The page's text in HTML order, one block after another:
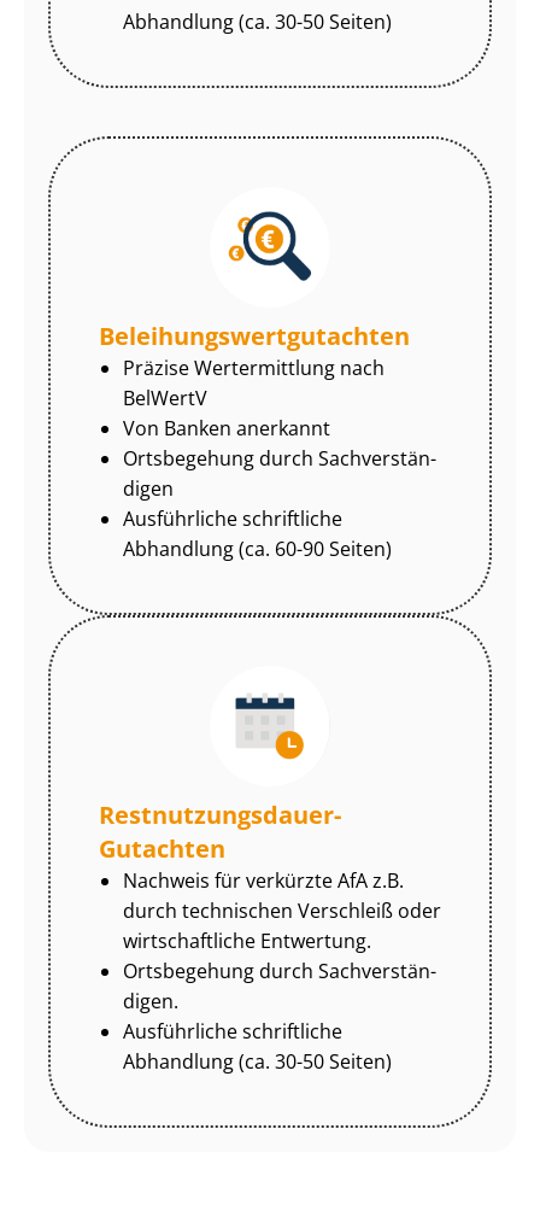
Abhandlung (ca. 30-50 Seiten)
Be­lei­hungs­wert­gut­ach­ten
Präzise Wertermittlung nach
BelWertV
Von Banken anerkannt
Ortsbegehung durch Sach­ver­stän­
di­gen
Ausführliche schriftliche
Abhandlung (ca. 60-90 Seiten)
Rest­nut­zungs­dau­er-
Gutachten
Nachweis für verkürzte AfA z.B.
durch technischen Verschleiß oder
wirtschaftliche Entwertung.
Ortsbegehung durch Sach­ver­stän­
di­gen.
Ausführliche schriftliche
Abhandlung (ca. 30-50 Seiten)